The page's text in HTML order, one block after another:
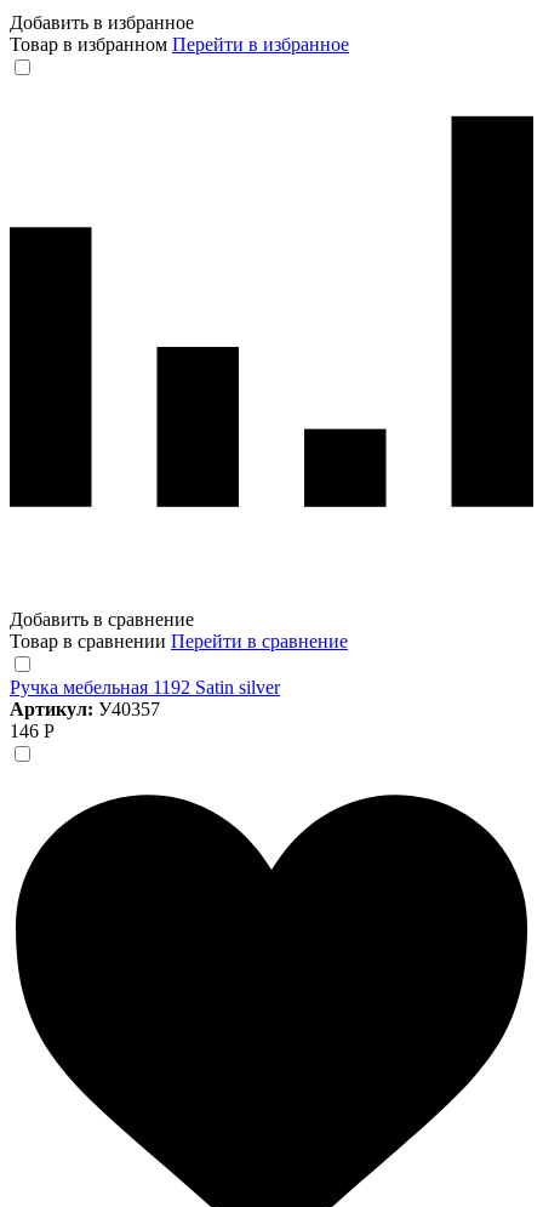
Добавить в избранное
Товар в избранном Перейти в избранное
Добавить в сравнение
Товар в сравнении Перейти в сравнение
Ручка мебельная 1192 Satin silver
Артикул: У40357
146 Р